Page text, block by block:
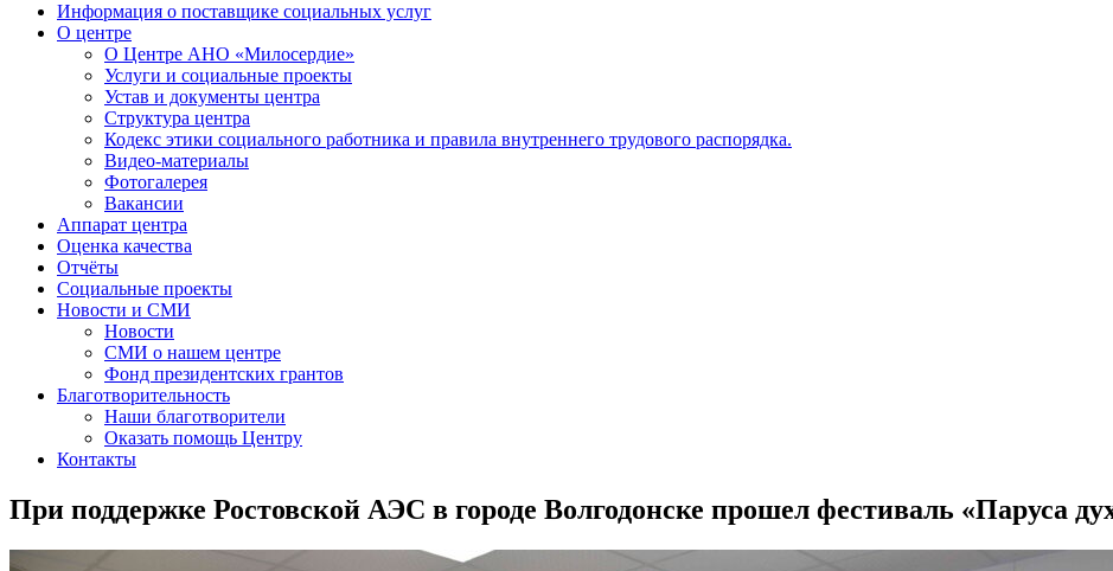
Информация о поставщике социальных услуг
О центре
О Центре АНО «Милосердие»
Услуги и социальные проекты
Устав и документы центра
Структура центра
Кодекс этики социального работника и правила внутреннего трудового распорядка.
Видео-материалы
Фотогалерея
Вакансии
Аппарат центра
Оценка качества
Отчёты
Социальные проекты
Новости и СМИ
Новости
СМИ о нашем центре
Фонд президентских грантов
Благотворительность
Наши благотворители
Оказать помощь Центру
Контакты
При поддержке Ростовской АЭС в городе Волгодонске прошел фестиваль «Паруса